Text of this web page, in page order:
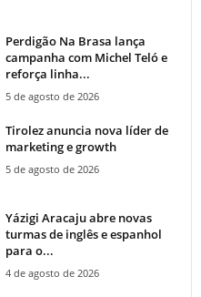
Perdigão Na Brasa lança
campanha com Michel Teló e
reforça linha...
5 de agosto de 2026
Tirolez anuncia nova líder de
marketing e growth
5 de agosto de 2026
Yázigi Aracaju abre novas
turmas de inglês e espanhol
para o...
4 de agosto de 2026